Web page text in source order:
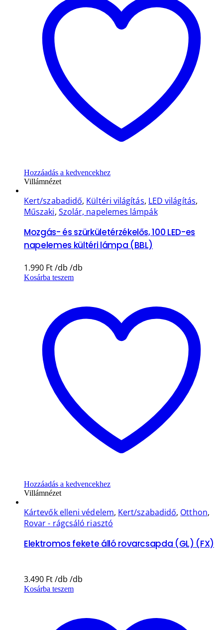
Hozzáadás a kedvencekhez
Villámnézet
Kert/szabadidő, Kültéri világítás, LED világítás,
Műszaki, Szolár, napelemes lámpák
Mozgás- és szürkületérzékelős, 100 LED-es
napelemes kültéri lámpa (BBL)
1.990 Ft
Kosárba teszem
Hozzáadás a kedvencekhez
Villámnézet
Kártevők elleni védelem, Kert/szabadidő, Otthon,
Rovar - rágcsáló riasztó
Elektromos fekete álló rovarcsapda (GL) (FX)
3.490 Ft
Kosárba teszem